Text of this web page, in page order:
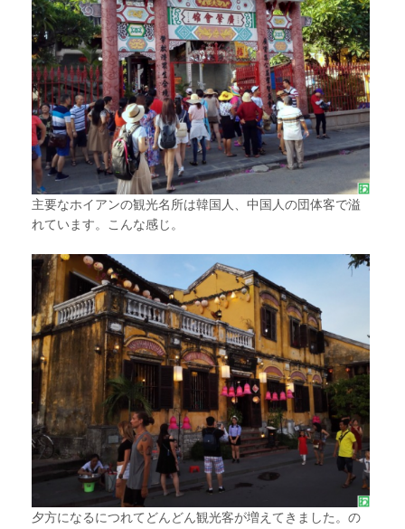
主要なホイアンの観光名所は韓国人、中国人の団体客で溢
れています。こんな感じ。
夕方になるにつれてどんどん観光客が増えてきました。の